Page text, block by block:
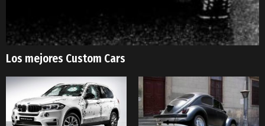
Los mejores Custom Cars